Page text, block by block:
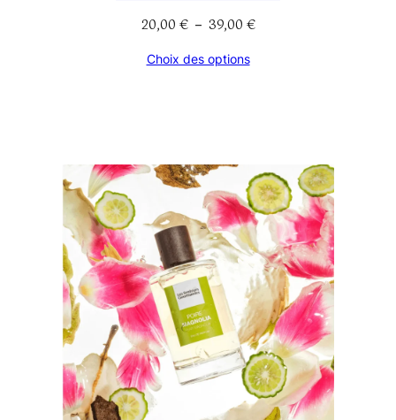
20,00 € – 39,00 €Plage
Choix des options